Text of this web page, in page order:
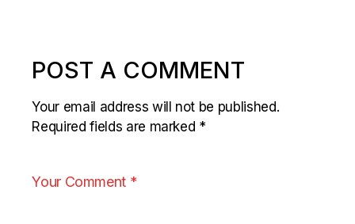
POST A COMMENT
Your email address will not be published.
Required fields are marked *